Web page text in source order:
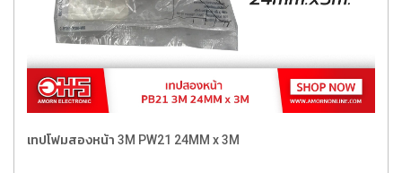
เทปโฟมสองหน้า 3M PW21 24MM x 3M